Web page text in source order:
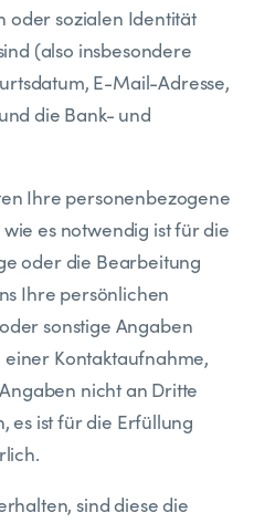
oder sozialen Identität
(also insbesondere
E-Mail-Adresse,
die Bank- und
Ihre personenbezogene
es notwendig ist für die
oder die Bearbeitung
Ihre persönlichen
sonstige Angaben
einer Kontaktaufnahme,
nicht an Dritte
es ist für die Erfüllung
sind diese die